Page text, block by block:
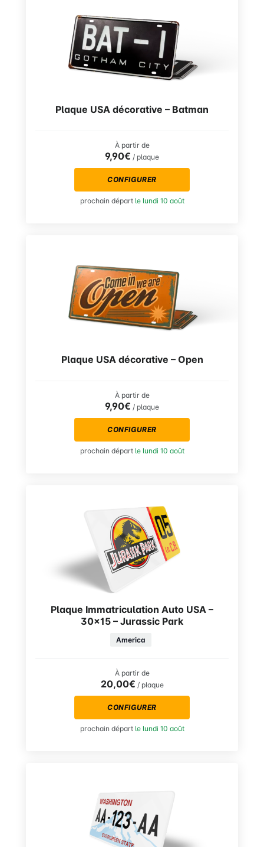
Plaque USA décorative – Batman
À partir de
9,90€ / plaque
CONFIGURER
prochain départ le lundi 10 août
Plaque USA décorative – Open
À partir de
9,90€ / plaque
CONFIGURER
prochain départ le lundi 10 août
Plaque Immatriculation Auto USA –
30×15 – Jurassic Park
America
À partir de
20,00€ / plaque
CONFIGURER
prochain départ le lundi 10 août